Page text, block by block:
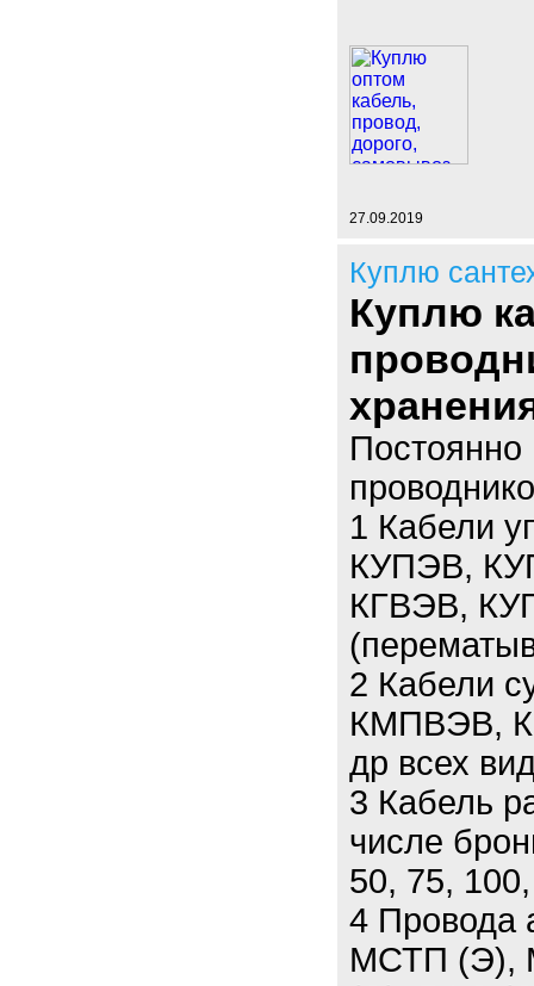
27.09.2019
Куплю
Куплю
Постоянно
1 Кабели
КУПЭВ,
КГВЭВ,
2 Кабели
КМПВЭВ,
др всех
3 Кабель
числе
50, 75,
4
МСТП (Э),